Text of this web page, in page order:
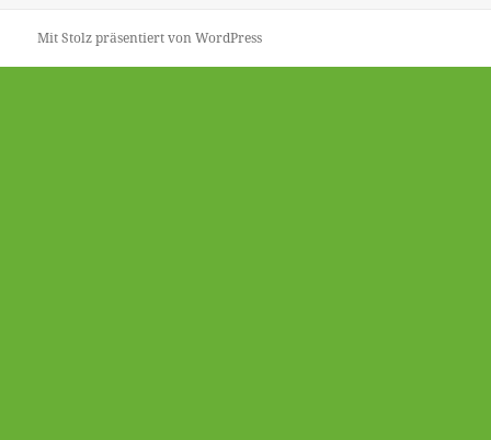
Mit Stolz präsentiert von WordPress